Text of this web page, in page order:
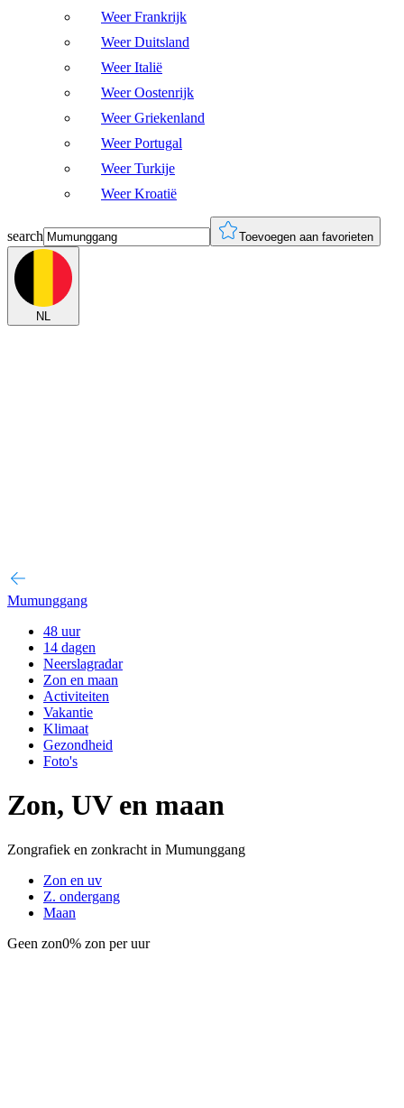
Weer Frankrijk
Weer Duitsland
Weer Italië
Weer Oostenrijk
Weer Griekenland
Weer Portugal
Weer Turkije
Weer Kroatië
search Toevoegen aan favorieten
NL
Mumunggang
48 uur
14 dagen
Neerslagradar
Zon en maan
Activiteiten
Vakantie
Klimaat
Gezondheid
Foto's
Zon, UV en maan
Zongrafiek en zonkracht in Mumunggang
Zon en uv
Z. ondergang
Maan
Geen zon0% zon per uur